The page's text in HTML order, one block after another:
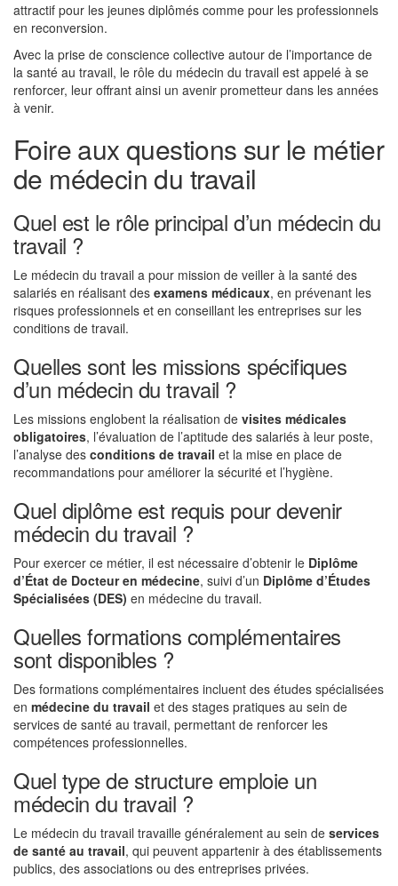
attractif pour les jeunes diplômés comme pour les professionnels
en reconversion.
Avec la prise de conscience collective autour de l’importance de
la santé au travail, le rôle du médecin du travail est appelé à se
renforcer, leur offrant ainsi un avenir prometteur dans les années
à venir.
Foire aux questions sur le métier
de médecin du travail
Quel est le rôle principal d’un médecin du
travail ?
Le médecin du travail a pour mission de veiller à la santé des
salariés en réalisant des examens médicaux, en prévenant les
risques professionnels et en conseillant les entreprises sur les
conditions de travail.
Quelles sont les missions spécifiques
d’un médecin du travail ?
Les missions englobent la réalisation de visites médicales
obligatoires, l’évaluation de l’aptitude des salariés à leur poste,
l’analyse des conditions de travail et la mise en place de
recommandations pour améliorer la sécurité et l’hygiène.
Quel diplôme est requis pour devenir
médecin du travail ?
Pour exercer ce métier, il est nécessaire d’obtenir le Diplôme
d’État de Docteur en médecine, suivi d’un Diplôme d’Études
Spécialisées (DES) en médecine du travail.
Quelles formations complémentaires
sont disponibles ?
Des formations complémentaires incluent des études spécialisées
en médecine du travail et des stages pratiques au sein de
services de santé au travail, permettant de renforcer les
compétences professionnelles.
Quel type de structure emploie un
médecin du travail ?
Le médecin du travail travaille généralement au sein de services
de santé au travail, qui peuvent appartenir à des établissements
publics, des associations ou des entreprises privées.